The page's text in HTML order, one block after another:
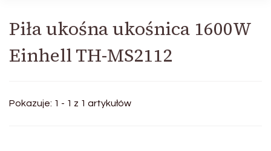
Piła ukośna ukośnica 1600W
Einhell TH-MS2112
Pokazuje: 1 - 1 z 1 artykułów